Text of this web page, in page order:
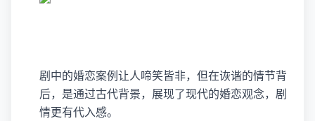
剧中的婚恋案例让人啼笑皆非，但在诙谐的情节背
后，是通过古代背景，展现了现代的婚恋观念，剧
情更有代入感。